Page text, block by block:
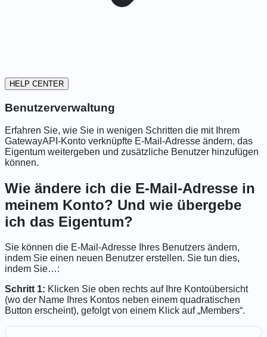
HELP CENTER
Benutzerverwaltung
Erfahren Sie, wie Sie in wenigen Schritten die mit Ihrem
GatewayAPI-Konto verknüpfte E-Mail-Adresse ändern, das
Eigentum weitergeben und zusätzliche Benutzer hinzufügen
können.
Wie ändere ich die E-Mail-Adresse in
meinem Konto? Und wie übergebe
ich das Eigentum?
Sie können die E-Mail-Adresse Ihres Benutzers ändern,
indem Sie einen neuen Benutzer erstellen. Sie tun dies,
indem Sie…:
Schritt 1: Klicken Sie oben rechts auf Ihre Kontoübersicht
(wo der Name Ihres Kontos neben einem quadratischen
Button erscheint), gefolgt von einem Klick auf „Members“.